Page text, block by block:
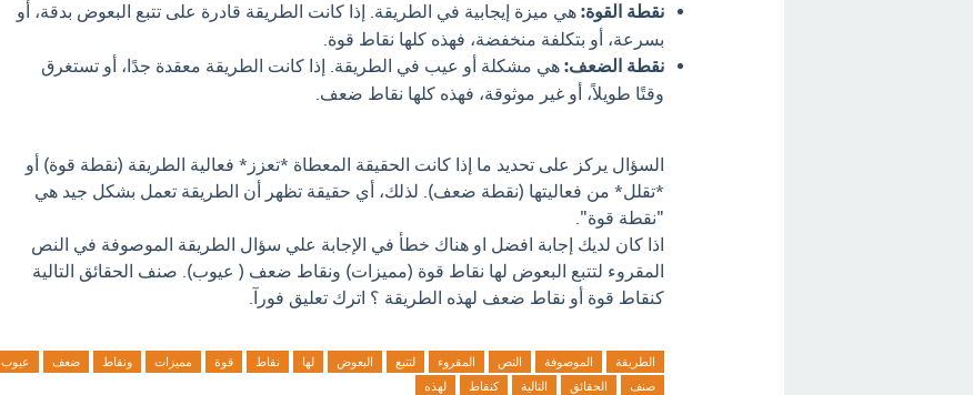
نقطة القوة: هي ميزة إيجابية في الطريقة. إذا كانت الطريقة قادرة على تتبع البعوض بدقة، أو
بسرعة، أو بتكلفة منخفضة، فهذه كلها نقاط قوة.
نقطة الضعف: هي مشكلة أو عيب في الطريقة. إذا كانت الطريقة معقدة جدًا، أو تستغرق
وقتًا طويلاً، أو غير موثوقة، فهذه كلها نقاط ضعف.
السؤال يركز على تحديد ما إذا كانت الحقيقة المعطاة *تعزز* فعالية الطريقة (نقطة قوة) أو
*تقلل* من فعاليتها (نقطة ضعف). لذلك، أي حقيقة تظهر أن الطريقة تعمل بشكل جيد هي
"نقطة قوة".
اذا كان لديك إجابة افضل او هناك خطأ في الإجابة علي سؤال الطريقة الموصوفة في النص
المقروء لتتبع البعوض لها نقاط قوة (مميزات) ونقاط ضعف ( عيوب). صنف الحقائق التالية
كنقاط قوة أو نقاط ضعف لهذه الطريقة ؟ اترك تعليق فورآ.
الطريقة الموصوفة النص المقروء لتتبع البعوض لها نقاط قوة مميزات ونقاط ضعف
عيوب
صنف
الحقائق التالية كنقاط لهذه